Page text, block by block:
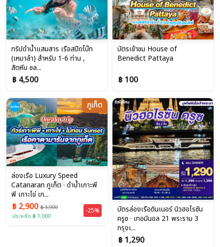
ทริปดำน้ำแสมสาร เรือสปีดโบ๊ท
(เหมาลำ) สำหรับ 1-6 ท่าน ,
สัตหีบ ชล...
฿ 4,500
บัตรเข้าชม House of
Benedict Pattaya
฿ 100
ภูเก็ต
ล่องเรือ Luxury Speed
Catanaran ภูเก็ต · ดำน้ำเกาะพี
พี เกาะไข่ เก...
฿ 2,900 ฿ 3,900
ประหยัด ฿ 1,000
-25%
บัตรล่องเรือดินเนอร์ นิวฮอไรซัน
ครูซ · เทอมินอล 21 พระราม 3
กรุงเ...
฿ 1,290